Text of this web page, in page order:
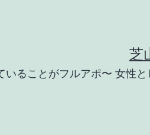
芝
いることがフルアポ〜 女性